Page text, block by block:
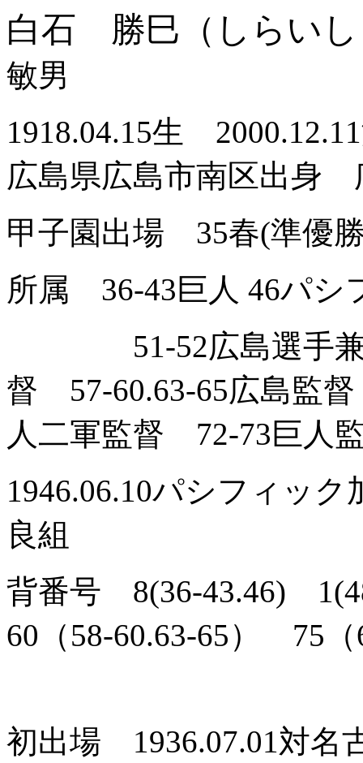
白石 勝巳（しらい
敏男
1918.04.15生
広島県広島市南区出
甲子園出場 35春(準優
所属 36-43巨人 46パシ
51-52広島選手兼助
督 57-60.63-65広島監
人二軍監督 72-73巨人
1946.06.10パシフィ
良組
背番号 8(36-43.46)
60（58-60.63-65） 75（
初出場 1936.07.01対名